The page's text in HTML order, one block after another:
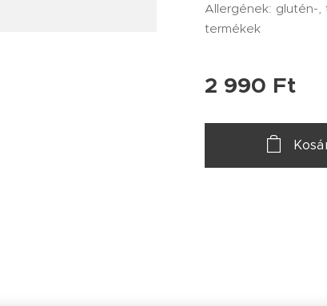
Allergének: glutén-,
termékek
2 990 Ft